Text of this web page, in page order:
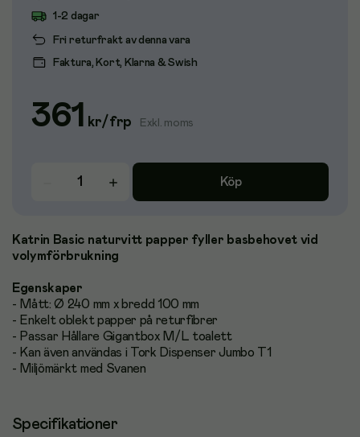
Fri returfrakt av denna vara
1-2 dagar
Faktura, Kort, Klarna & Swish
361 kr/frp Exkl. moms
Köp
Katrin Basic naturvitt papper fyller basbehovet vid
volymförbrukning
Egenskaper
- Mått: Ø 240 mm x bredd 100 mm
- Enkelt oblekt papper på returfibrer
- Passar Hållare Gigantbox M/L toalett
- Kan även användas i Tork Dispenser Jumbo T1
- Miljömärkt med Svanen
Specifikationer